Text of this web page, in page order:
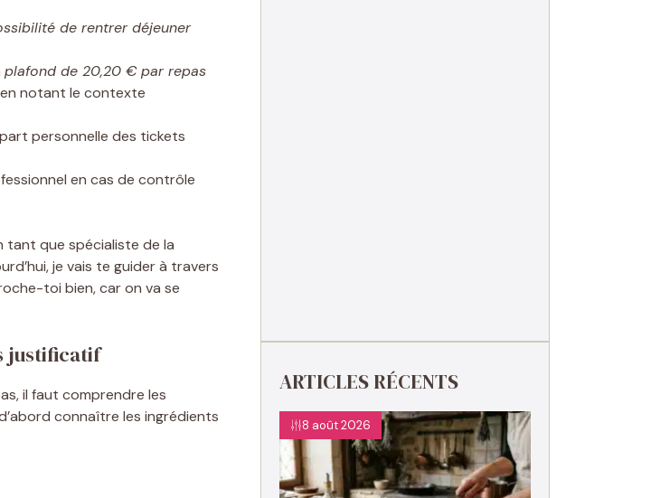
de rentrer déjeuner
plafond de 20,20 € par repas
en notant le contexte
personnelle des tickets
en cas de contrôle
tant que spécialiste de la
je vais te guider à travers
toi bien, car on va se
justificatif
il faut comprendre les
connaître les ingrédients
ARTICLES RÉCENTS
8 août 2026